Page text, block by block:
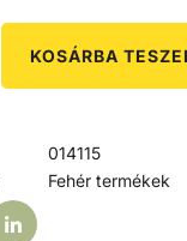
KOSÁRBA
014115
Fehér termékek